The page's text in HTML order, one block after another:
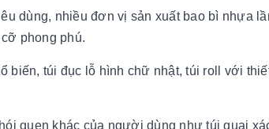
dùng, nhiều đơn vị sản xuất bao bì nhựa
phong phú.
biến, túi đục lỗ hình chữ nhật, túi roll với
quen khác của người dùng như túi quai